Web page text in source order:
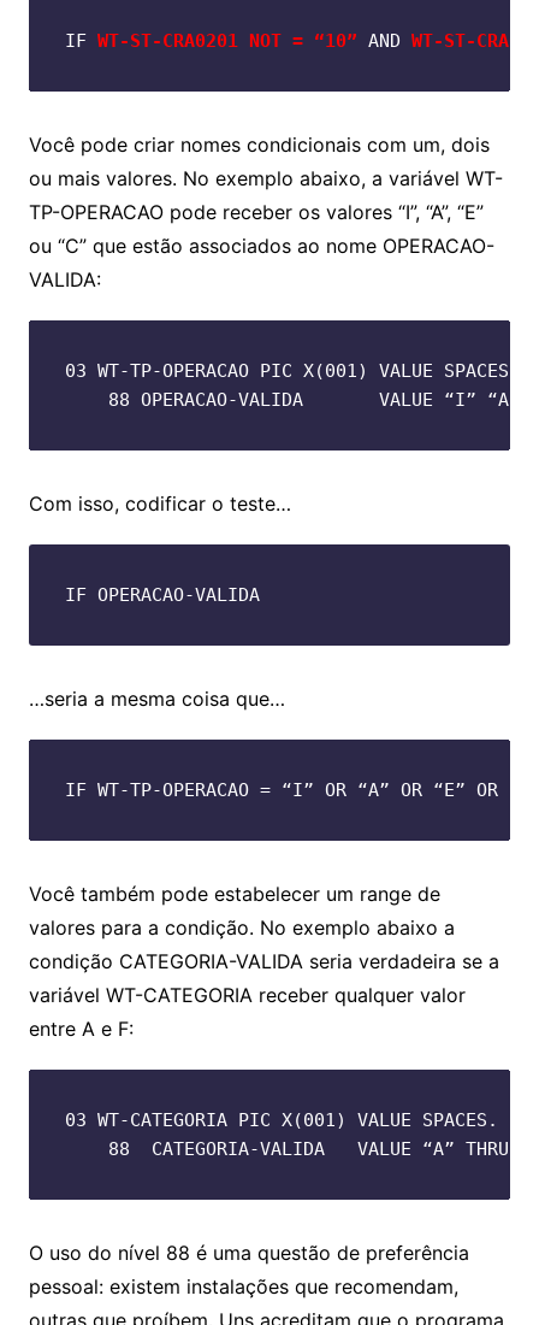
IF WT-ST-CRA0201 NOT = “10” AND WT-ST-
Você pode criar nomes condicionais com um, dois
ou mais valores. No exemplo abaixo, a variável WT-
TP-OPERACAO pode receber os valores “I”, “A”, “E”
ou “C” que estão associados ao nome OPERACAO-
VALIDA:
03 WT-TP-OPERACAO PIC X(001) VALUE SPACES.
88 OPERACAO-VALIDA       VALUE “I” “A”
Com isso, codificar o teste…
IF OPERACAO-VALIDA
…seria a mesma coisa que…
IF WT-TP-OPERACAO = “I” OR “A” OR “E” OR
Você também pode estabelecer um range de
valores para a condição. No exemplo abaixo a
condição CATEGORIA-VALIDA seria verdadeira se a
variável WT-CATEGORIA receber qualquer valor
entre A e F:
03 WT-CATEGORIA PIC X(001) VALUE SPACES.
88  CATEGORIA-VALIDA   VALUE “A” THRU
O uso do nível 88 é uma questão de preferência
pessoal: existem instalações que recomendam,